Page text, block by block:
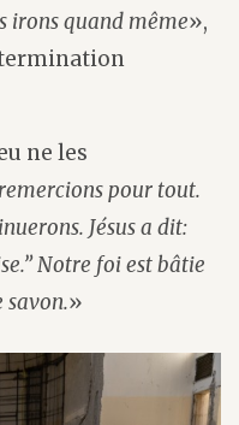
irons quand même»,
ne les
pour tout.
Jésus a dit:
Notre foi est bâtie
savon.»